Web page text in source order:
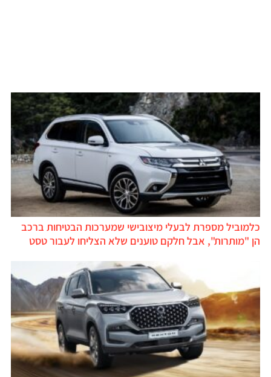
כלמוביל מספרת לבעלי מיצובישי שמערכות הבטיחות ברכב
הן "מותרות", אבל חלקם טוענים שלא הצליחו לעבור טסט